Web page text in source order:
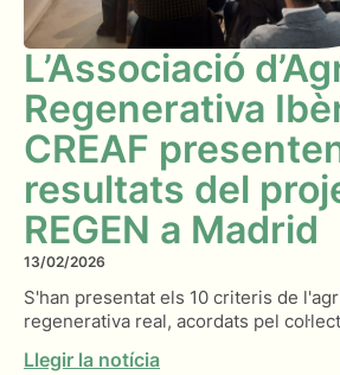
L’Associació
Regenerativa
CREAF
resultats del
REGEN a Madrid
13/02/2026
S'han presentat els 10 criteris de
regenerativa real, acordats pel
Llegir la notícia